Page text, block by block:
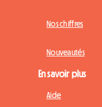
Nos chiffres
Nouveautés
En savoir plus
Aide